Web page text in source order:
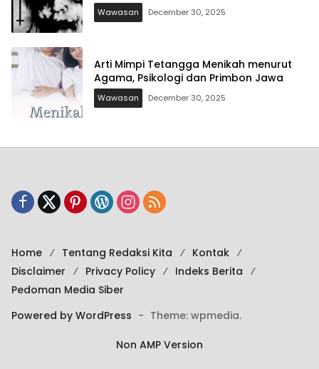
Wawasan December 30, 2025
Arti Mimpi Tetangga Menikah menurut
Agama, Psikologi dan Primbon Jawa
Wawasan December 30, 2025
Home Tentang Redaksi Kita
Kontak
Disclaimer
Privacy Policy
Indeks Berita
Pedoman Media Siber
Powered by WordPress - Theme: wpmedia.
Non AMP Version